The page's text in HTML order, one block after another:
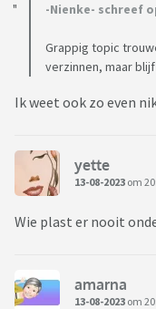
-Nienke- schreef
Grappig topic
verzinnen, maar
Ik weet ook zo even
yette
13-08-2023 om
Wie plast er nooit
amarna
13-08-2023 om